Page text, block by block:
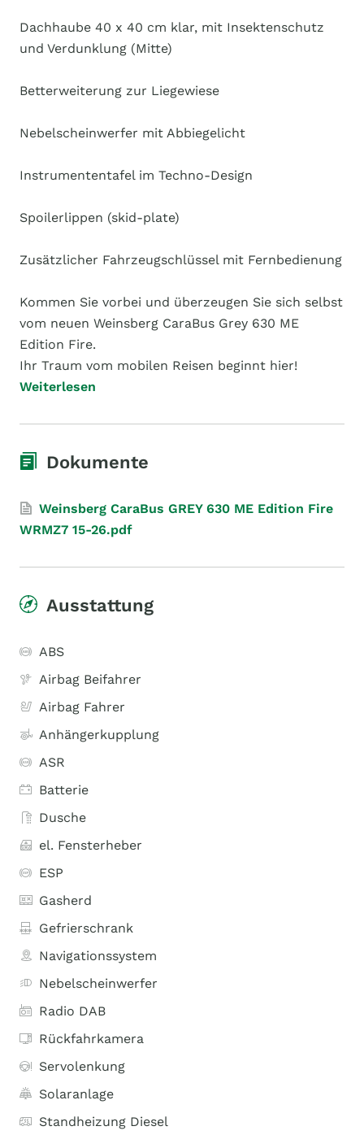
Dachhaube 40 x 40 cm klar, mit Insektenschutz
und Verdunklung (Mitte)
Betterweiterung zur Liegewiese
Nebelscheinwerfer mit Abbiegelicht
Instrumententafel im Techno-Design
Spoilerlippen (skid-plate)
Zusätzlicher Fahrzeugschlüssel mit Fernbedienung
Kommen Sie vorbei und überzeugen Sie sich selbst
vom neuen Weinsberg CaraBus Grey 630 ME
Edition Fire.
Ihr Traum vom mobilen Reisen beginnt hier!
Weiterlesen
Dokumente
Weinsberg CaraBus GREY 630 ME Edition Fire
WRMZ7 15-26.pdf
Ausstattung
ABS
Airbag Beifahrer
Airbag Fahrer
Anhängerkupplung
ASR
Batterie
Dusche
el. Fensterheber
ESP
Gasherd
Gefrierschrank
Navigationssystem
Nebelscheinwerfer
Radio DAB
Rückfahrkamera
Servolenkung
Solaranlage
Standheizung Diesel